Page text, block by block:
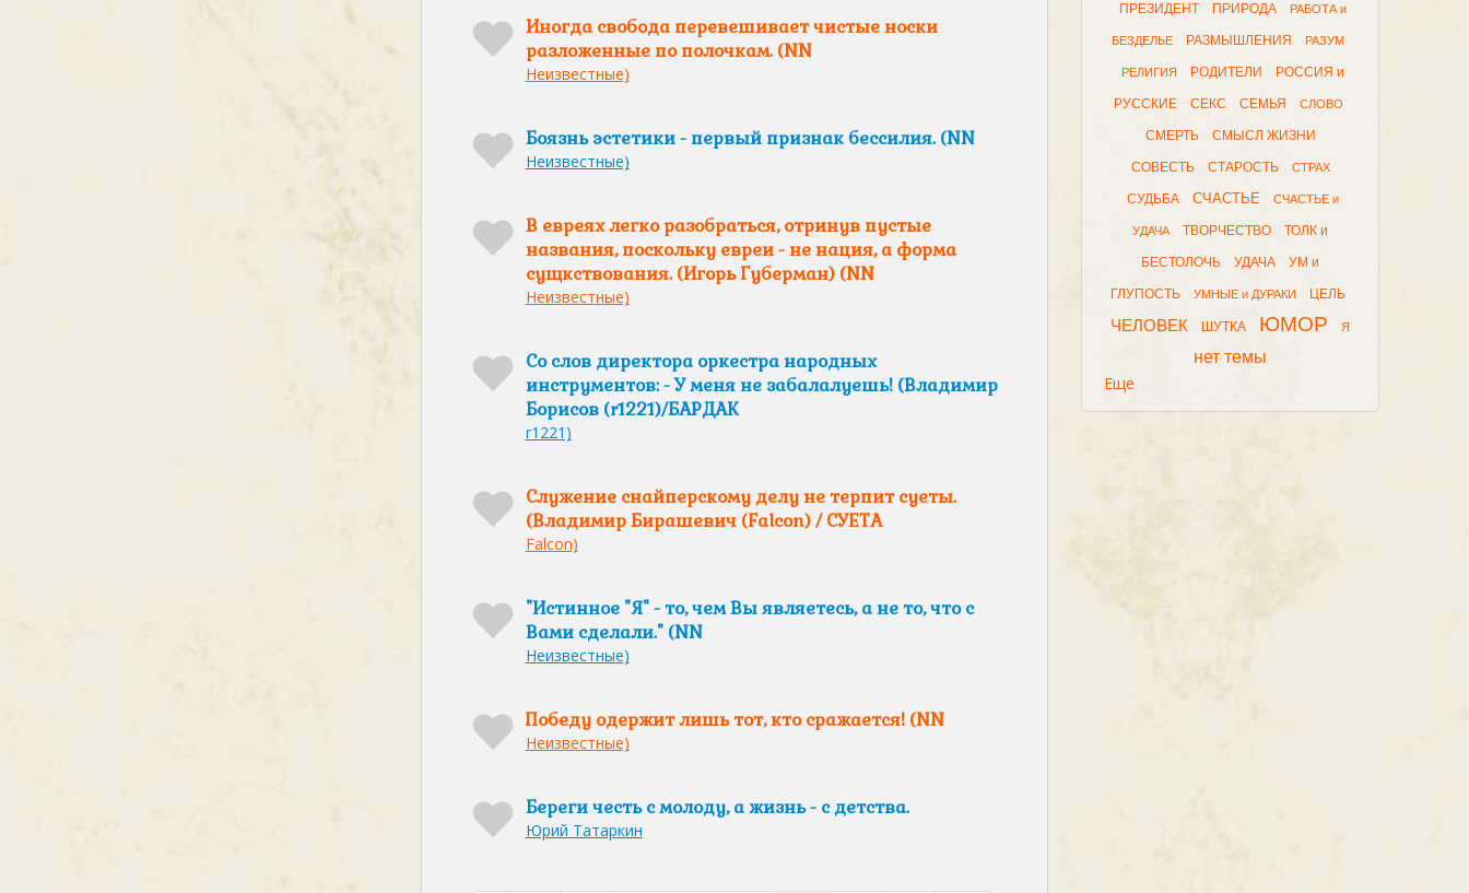
Иногда свобода перевешивает чистые носки
разложенные по полочкам. (NN
Неизвестные)
Боязнь эстетики - первый признак бессилия. (NN
Неизвестные)
В евреях легко разобраться, отринув пустые
названия, поскольку евреи - не нация, а форма
сущкствования. (Игорь Губерман) (NN
Неизвестные)
Со слов директора оркестра народных
инструментов: - У меня не забалалуешь! (Владимир
Борисов (r1221)/БАРДАК
r1221)
Служение снайперскому делу не терпит суеты.
(Владимир Бирашевич (Falcon) / СУЕТА
Falcon)
"Истинное "Я" - то, чем Вы являетесь, а не то, что с
Вами сделали." (NN
Неизвестные)
Победу одержит лишь тот, кто сражается! (NN
Неизвестные)
Береги честь с молоду, а жизнь - с детства.
Юрий Татаркин
ПРЕЗИДЕНТ ПРИРОДА РАБОТА и
БЕЗДЕЛЬЕ РАЗМЫШЛЕНИЯ РАЗУМ
РЕЛИГИЯ РОДИТЕЛИ РОССИЯ и
РУССКИЕ СЕКС СЕМЬЯ СЛОВО
СМЕРТЬ СМЫСЛ ЖИЗНИ
СОВЕСТЬ СТАРОСТЬ СТРАХ
СУДЬБА СЧАСТЬЕ СЧАСТЬЕ и
УДАЧА ТВОРЧЕСТВО ТОЛК и
БЕСТОЛОЧЬ УДАЧА УМ и
ГЛУПОСТЬ УМНЫЕ и ДУРАКИ ЦЕЛЬ
ЧЕЛОВЕК ШУТКА ЮМОР Я
нет темы
Еще